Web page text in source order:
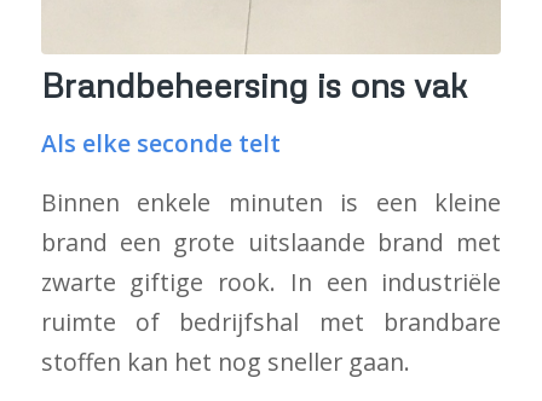
Brandbeheersing is ons vak
Als elke seconde telt
Binnen enkele minuten is een kleine
brand een grote uitslaande brand met
zwarte giftige rook. In een industriële
ruimte of bedrijfshal met brandbare
stoffen kan het nog sneller gaan.